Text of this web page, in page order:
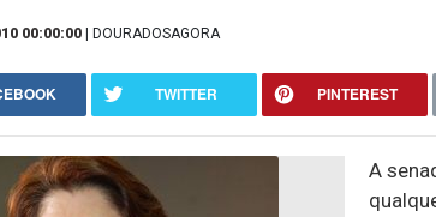
00:00:00 | DOURADOSAGORA
TWITTER PINTEREST
A